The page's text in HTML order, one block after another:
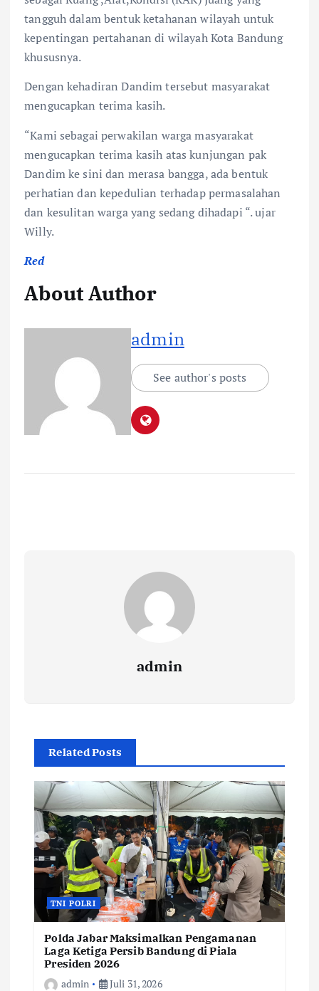
tangguh dalam bentuk ketahanan wilayah untuk
kepentingan pertahanan di wilayah Kota Bandung
khususnya.
Dengan kehadiran Dandim tersebut masyarakat
mengucapkan terima kasih.
“Kami sebagai perwakilan warga masyarakat
mengucapkan terima kasih atas kunjungan pak
Dandim ke sini dan merasa bangga, ada bentuk
perhatian dan kepedulian terhadap permasalahan
dan kesulitan warga yang sedang dihadapi “. ujar
Willy.
Red
About Author
admin
See author's posts
admin
Related Posts
TNI POLRI
Polda Jabar Maksimalkan Pengamanan
Laga Ketiga Persib Bandung di Piala
Presiden 2026
admin
Juli 31, 2026